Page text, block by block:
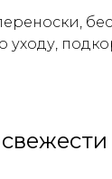
уходу,